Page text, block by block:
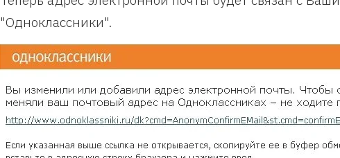
"Одноклассники".